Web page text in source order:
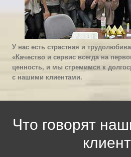
У нас есть страстная и
«Качество и сервис всегда на
ценность, и мы стремимся к
с нашими клиентами.
Что говорят